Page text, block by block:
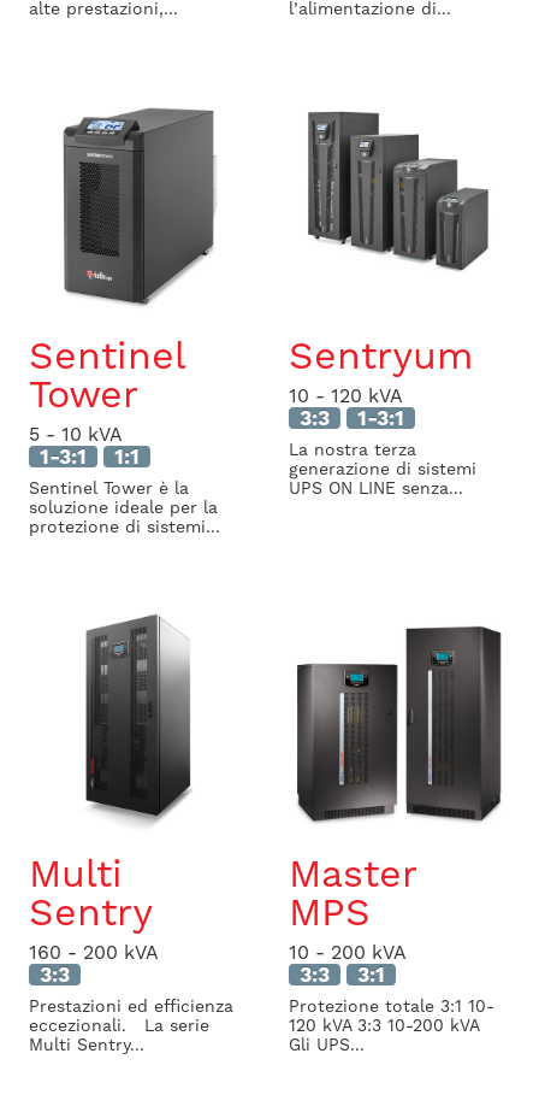
alte prestazioni,... l’alimentazione di...
Sentinel
Tower
5 - 10 kVA
1-3:1 1:1
Sentinel Tower è la
soluzione ideale per la
protezione di sistemi...
Sentryum
10 - 120 kVA
3:3 1-3:1
La nostra terza
generazione di sistemi
UPS ON LINE senza...
Multi
Sentry
160 - 200 kVA
3:3
Prestazioni ed efficienza
eccezionali. La serie
Multi Sentry...
Master
MPS
10 - 200 kVA
3:3 3:1
Protezione totale 3:1 10-
120 kVA 3:3 10-200 kVA
Gli UPS...